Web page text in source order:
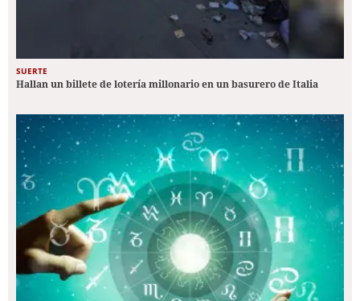
SUERTE
Hallan un billete de lotería millonario en un basurero de Italia